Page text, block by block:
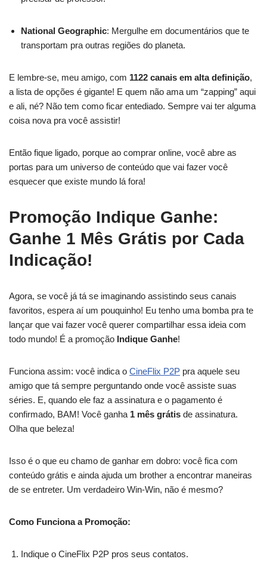
National Geographic: Mergulhe em documentários que te
transportam pra outras regiões do planeta.
E lembre-se, meu amigo, com 1122 canais em alta definição,
a lista de opções é gigante! E quem não ama um “zapping” aqui
e ali, né? Não tem como ficar entediado. Sempre vai ter alguma
coisa nova pra você assistir!
Então fique ligado, porque ao comprar online, você abre as
portas para um universo de conteúdo que vai fazer você
esquecer que existe mundo lá fora!
Promoção Indique Ganhe:
Ganhe 1 Mês Grátis por Cada
Indicação!
Agora, se você já tá se imaginando assistindo seus canais
favoritos, espera aí um pouquinho! Eu tenho uma bomba pra te
lançar que vai fazer você querer compartilhar essa ideia com
todo mundo! É a promoção Indique Ganhe!
Funciona assim: você indica o CineFlix P2P pra aquele seu
amigo que tá sempre perguntando onde você assiste suas
séries. E, quando ele faz a assinatura e o pagamento é
confirmado, BAM! Você ganha 1 mês grátis de assinatura.
Olha que beleza!
Isso é o que eu chamo de ganhar em dobro: você fica com
conteúdo grátis e ainda ajuda um brother a encontrar maneiras
de se entreter. Um verdadeiro Win-Win, não é mesmo?
Como Funciona a Promoção:
Indique o CineFlix P2P pros seus contatos.